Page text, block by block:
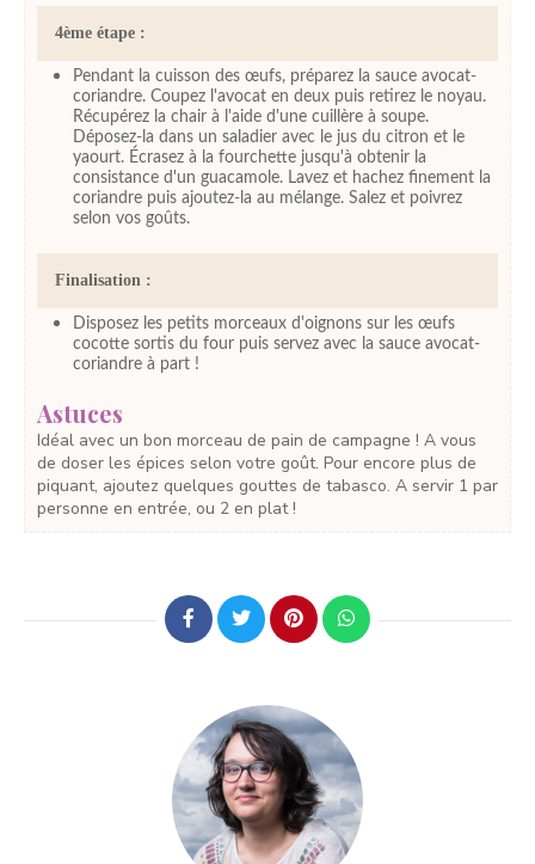
4ème étape :
Pendant la cuisson des œufs, préparez la sauce avocat-
coriandre. Coupez l'avocat en deux puis retirez le noyau.
Récupérez la chair à l'aide d'une cuillère à soupe.
Déposez-la dans un saladier avec le jus du citron et le
yaourt. Écrasez à la fourchette jusqu'à obtenir la
consistance d'un guacamole. Lavez et hachez finement la
coriandre puis ajoutez-la au mélange. Salez et poivrez
selon vos goûts.
Finalisation :
Disposez les petits morceaux d'oignons sur les œufs
cocotte sortis du four puis servez avec la sauce avocat-
coriandre à part !
Astuces
Idéal avec un bon morceau de pain de campagne ! A vous
de doser les épices selon votre goût. Pour encore plus de
piquant, ajoutez quelques gouttes de tabasco. A servir 1 par
personne en entrée, ou 2 en plat !